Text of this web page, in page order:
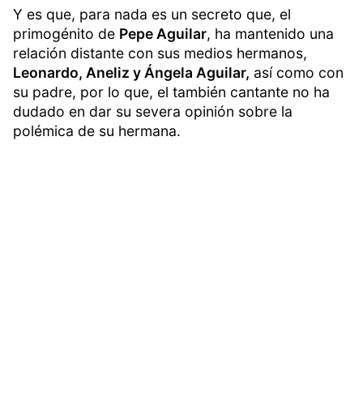
Y es que, para nada es un secreto que, el
primogénito de Pepe Aguilar, ha mantenido una
relación distante con sus medios hermanos,
Leonardo, Aneliz y Ángela Aguilar, así como con
su padre, por lo que, el también cantante no ha
dudado en dar su severa opinión sobre la
polémica de su hermana.